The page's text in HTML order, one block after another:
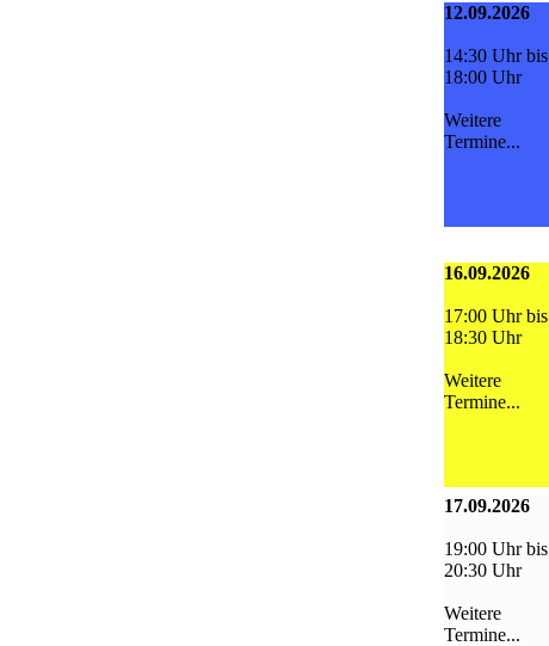
12.09.2026
14:30 Uhr bis
18:00 Uhr
Weitere
Termine...
16.09.2026
17:00 Uhr bis
18:30 Uhr
Weitere
Termine...
17.09.2026
19:00 Uhr bis
20:30 Uhr
Weitere
Termine...